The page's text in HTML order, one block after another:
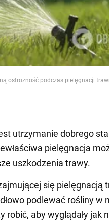
ostrożność podczas pielęgnacji
utrzymanie dobrego
pielęgnacja
uszkodzenia trawy.
się pielęgnacją
podlewać rośliny w
robić, aby wyglądały jak